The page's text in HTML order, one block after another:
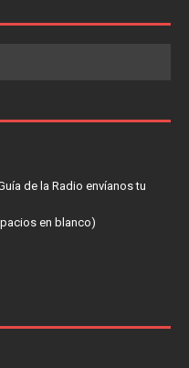
de la Radio envíanos tu
en blanco)